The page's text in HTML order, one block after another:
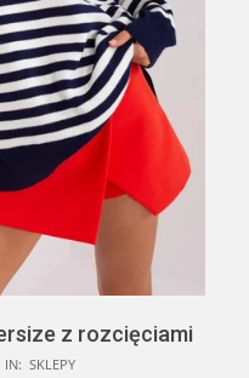
z rozcięciami
IN: SKLEPY